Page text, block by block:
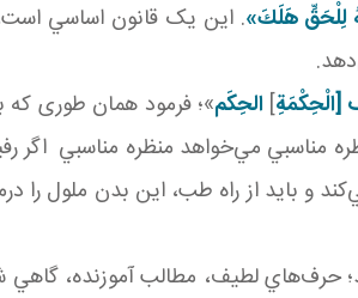
لِلْحَقِّ هَلَكَ». اين يک قانون اساسي
[الْحِكْمَةِ]الحِکَم»؛ فرمود همان طوری
مناسبي مي‌خواهد منظره مناسبي اگر
و بايد از راه طب، اين بدن ملول را
حرف‌هاي لطيف، مطالب آموزنده،